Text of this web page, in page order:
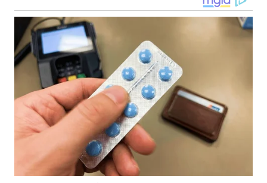
WN
KALTARA
WN
KALSEL
WN
KALTIM
SULSEL